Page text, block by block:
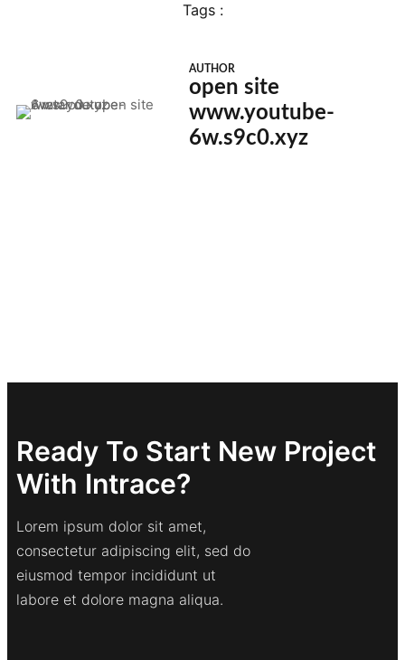
Tags :
AUTHOR
open site
www.youtube-
6w.s9c0.xyz
Ready To Start New Project
With Intrace?
Lorem ipsum dolor sit amet,
consectetur adipiscing elit, sed do
eiusmod tempor incididunt ut
labore et dolore magna aliqua.